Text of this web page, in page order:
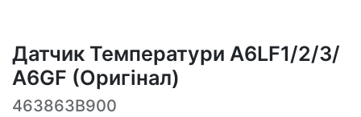
Датчик Температури A6LF1/2/3/
A6GF (Оригінал)
463863B900